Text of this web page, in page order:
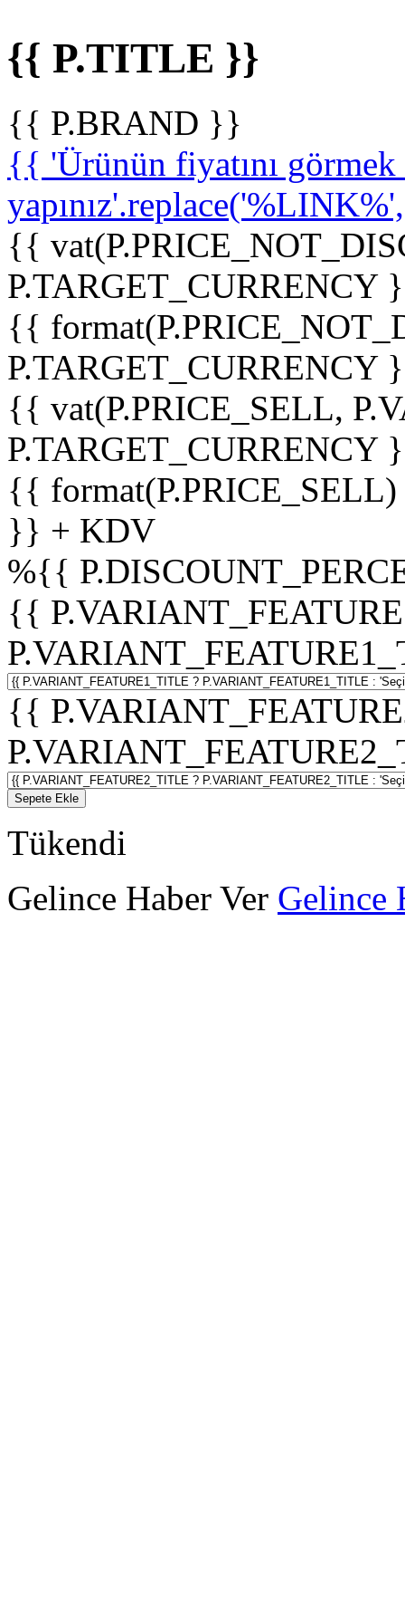
{{ P.TITLE }}
{{ P.BRAND }}
{{ 'Ürünün fiyatını
{{
P.TARGET_CURRENCY
{{
P.TARGET_CURRENCY
{{ vat(P.PRICE_SELL,
P.TARGET_CURRENCY
{{
}} + KDV
%{{
{{
{{
Sepete Ekle
Tükendi
Gelince Haber Ver Gelince